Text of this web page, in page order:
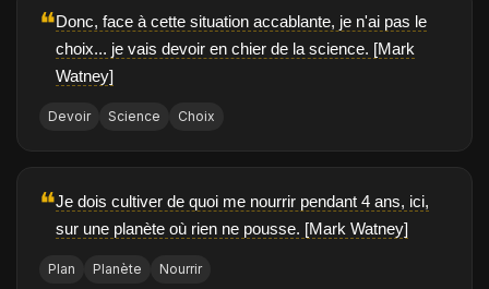
❝Donc, face à cette situation accablante, je n'ai pas le
choix... je vais devoir en chier de la science. [Mark
Watney]
Devoir Science Choix
❝Je dois cultiver de quoi me nourrir pendant 4 ans, ici,
sur une planète où rien ne pousse. [Mark Watney]
Plan Planète Nourrir